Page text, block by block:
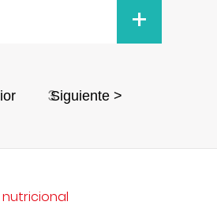
+
3Siguiente >